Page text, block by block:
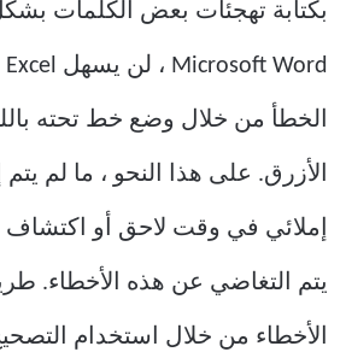
بكتابة تهجئات بعض الكلمات
الخطأ من خلال وضع خط تحته
الأزرق. على هذا النحو ، ما لم
إملائي في وقت لاحق أو اكتشاف
يتم التغاضي عن هذه الأخطاء.
الأخطاء من خلال استخدام